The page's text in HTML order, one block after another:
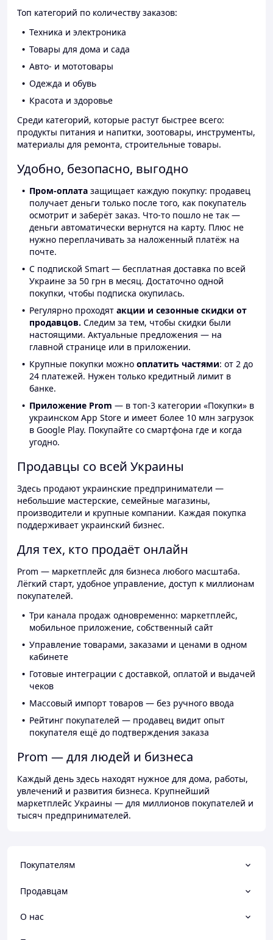
Топ категорий по количеству заказов:
Техника и электроника
Товары для дома и сада
Авто- и мототовары
Одежда и обувь
Красота и здоровье
Среди категорий, которые растут быстрее всего:
продукты питания и напитки, зоотовары, инструменты,
материалы для ремонта, строительные товары.
Удобно, безопасно, выгодно
Пром-оплата защищает каждую покупку: продавец
получает деньги только после того, как покупатель
осмотрит и заберёт заказ. Что-то пошло не так —
деньги автоматически вернутся на карту. Плюс не
нужно переплачивать за наложенный платёж на
почте.
С подпиской Smart — бесплатная доставка по всей
Украине за 50 грн в месяц. Достаточно одной
покупки, чтобы подписка окупилась.
Регулярно проходят акции и сезонные скидки от
продавцов. Следим за тем, чтобы скидки были
настоящими. Актуальные предложения — на
главной странице или в приложении.
Крупные покупки можно оплатить частями: от 2 до
24 платежей. Нужен только кредитный лимит в
банке.
Приложение Prom — в топ-3 категории «Покупки» в
украинском App Store и имеет более 10 млн загрузок
в Google Play. Покупайте со смартфона где и когда
угодно.
Продавцы со всей Украины
Здесь продают украинские предприниматели —
небольшие мастерские, семейные магазины,
производители и крупные компании. Каждая покупка
поддерживает украинский бизнес.
Для тех, кто продаёт онлайн
Prom — маркетплейс для бизнеса любого масштаба.
Лёгкий старт, удобное управление, доступ к миллионам
покупателей.
Три канала продаж одновременно: маркетплейс,
мобильное приложение, собственный сайт
Управление товарами, заказами и ценами в одном
кабинете
Готовые интеграции с доставкой, оплатой и выдачей
чеков
Массовый импорт товаров — без ручного ввода
Рейтинг покупателей — продавец видит опыт
покупателя ещё до подтверждения заказа
Prom — для людей и бизнеса
Каждый день здесь находят нужное для дома, работы,
увлечений и развития бизнеса. Крупнейший
маркетплейс Украины — для миллионов покупателей и
тысяч предпринимателей.
Покупателям
Продавцам
О нас